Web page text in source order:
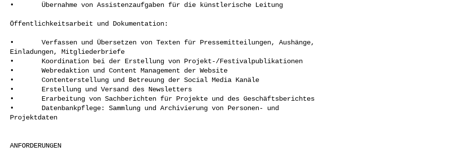
•       Übernahme von Assistenzaufgaben für die künstlerische Leitung
Öffentlichkeitsarbeit und Dokumentation:
•       Verfassen und Übersetzen von Texten für Pressemitteilungen, Aushänge,
Einladungen, Mitgliederbriefe
•       Koordination bei der Erstellung von Projekt-/Festivalpublikationen
•       Webredaktion und Content Management der Website
•       Contenterstellung und Betreuung der Social Media Kanäle
•       Erstellung und Versand des Newsletters
•       Erarbeitung von Sachberichten für Projekte und des Geschäftsberichtes
•       Datenbankpflege: Sammlung und Archivierung von Personen- und
Projektdaten
ANFORDERUNGEN